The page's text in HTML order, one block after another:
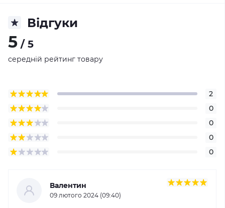
Відгуки
5 / 5
середній рейтинг товару
2
0
0
0
0
Валентин
09 лютого 2024 (09:40)